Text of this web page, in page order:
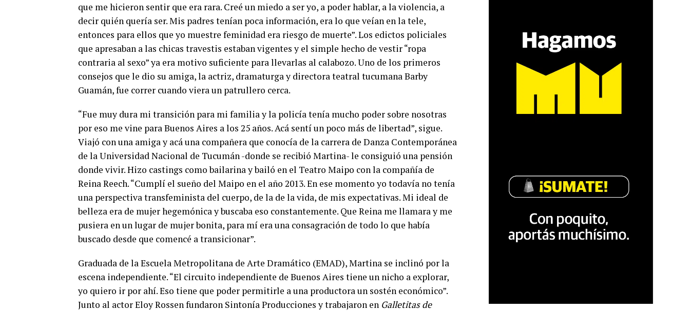
que me hicieron sentir que era rara. Creé un miedo a ser yo, a poder hablar, a la violencia, a
decir quién quería ser. Mis padres tenían poca información, era lo que veían en la tele,
entonces para ellos que yo muestre feminidad era riesgo de muerte”. Los edictos policiales
que apresaban a las chicas travestis estaban vigentes y el simple hecho de vestir “ropa
contraria al sexo” ya era motivo suficiente para llevarlas al calabozo. Uno de los primeros
consejos que le dio su amiga, la actriz, dramaturga y directora teatral tucumana Barby
Guamán, fue correr cuando viera un patrullero cerca.
“Fue muy dura mi transición para mi familia y la policía tenía mucho poder sobre nosotras
por eso me vine para Buenos Aires a los 25 años. Acá sentí un poco más de libertad”, sigue.
Viajó con una amiga y acá una compañera que conocía de la carrera de Danza Contemporánea
de la Universidad Nacional de Tucumán -donde se recibió Martina- le consiguió una pensión
donde vivir. Hizo castings como bailarina y bailó en el Teatro Maipo con la compañía de
Reina Reech. “Cumplí el sueño del Maipo en el año 2013. En ese momento yo todavía no tenía
una perspectiva transfeminista del cuerpo, de la de la vida, de mis expectativas. Mi ideal de
belleza era de mujer hegemónica y buscaba eso constantemente. Que Reina me llamara y me
pusiera en un lugar de mujer bonita, para mí era una consagración de todo lo que había
buscado desde que comencé a transicionar”.
Graduada de la Escuela Metropolitana de Arte Dramático (EMAD), Martina se inclinó por la
escena independiente. “El circuito independiente de Buenos Aires tiene un nicho a explorar,
yo quiero ir por ahí. Eso tiene que poder permitirle a una productora un sostén económico”.
Junto al actor Eloy Rossen fundaron Sintonía Producciones y trabajaron en Galletitas de